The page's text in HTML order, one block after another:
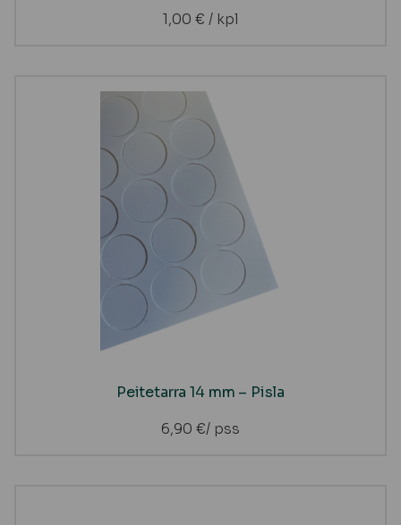
1,00 € / kpl
Peitetarra 14 mm – Pisla
6,90 €/ pss